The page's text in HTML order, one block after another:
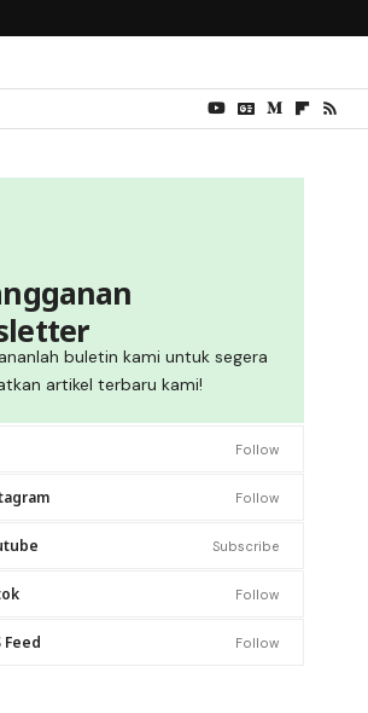
buletin kami untuk segera
artikel terbaru kami!
Follow
Follow
Subscribe
Follow
Feed Follow